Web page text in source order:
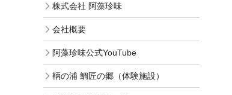
株式会社 阿藻珍味
会社概要
阿藻珍味公式YouTube
鞆の浦 鯛匠の郷（体験施設）